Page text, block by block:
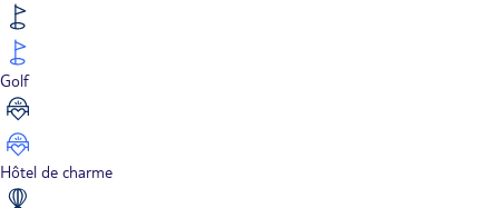
Golf
Hôtel de charme